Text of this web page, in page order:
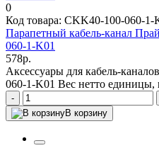
0
Код товара: CKK40-100-060-1-
Парапетный кабель-канал
060-1-K01
578р.
Аксессуары для кабель-
060-1-K01 Вес нетто единицы,
-
В корзину